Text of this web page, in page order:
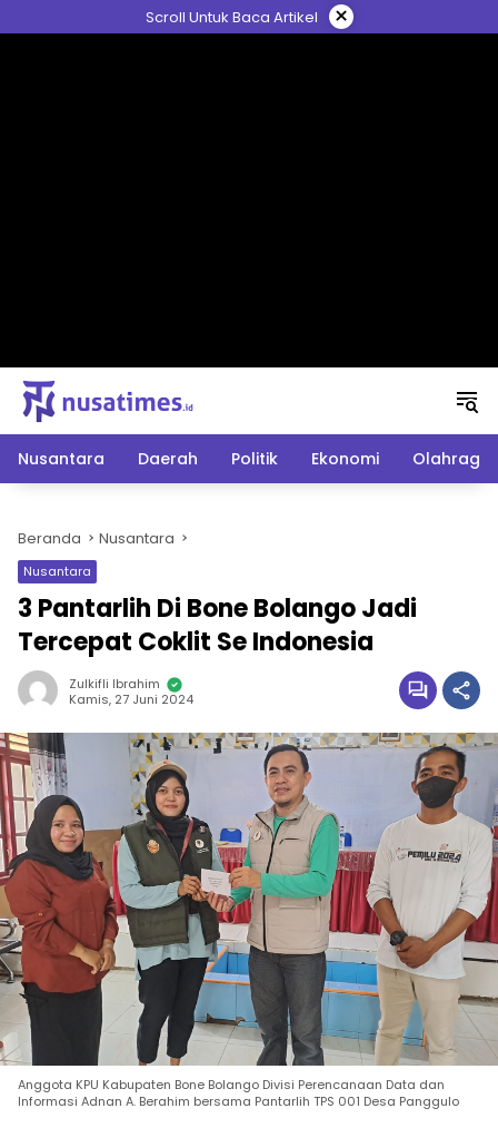
ke
Scroll Untuk Baca Artikel ×
Nusantara Daerah Politik Ekonomi Olahraga
Beranda Nusantara
Nusantara
3 Pantarlih Di Bone Bolango Jadi
Tercepat Coklit Se Indonesia
Zulkifli Ibrahim
Kamis, 27 Juni 2024
Anggota KPU Kabupaten Bone Bolango Divisi Perencanaan Data dan
Informasi Adnan A. Berahim bersama Pantarlih TPS 001 Desa Panggulo